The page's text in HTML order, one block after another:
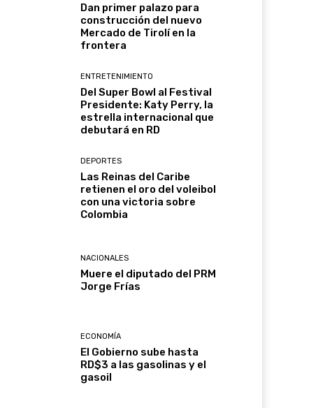
Dan primer palazo para
construcción del nuevo
Mercado de Tirolí en la
frontera
ENTRETENIMIENTO
Del Super Bowl al Festival
Presidente: Katy Perry, la
estrella internacional que
debutará en RD
DEPORTES
Las Reinas del Caribe
retienen el oro del voleibol
con una victoria sobre
Colombia
NACIONALES
Muere el diputado del PRM
Jorge Frías
ECONOMÍA
El Gobierno sube hasta
RD$3 a las gasolinas y el
gasoil